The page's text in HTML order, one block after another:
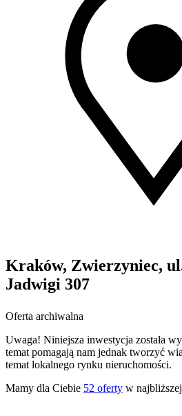
Kraków, Zwierzyniec,
Jadwigi 307
Oferta archiwalna
Uwaga! Niniejsza inwestycja została
temat pomagają nam jednak tworzyć
temat lokalnego rynku nieruchomości.
Mamy dla Ciebie 52 oferty w